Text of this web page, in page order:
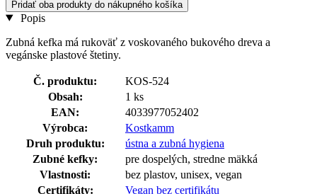
Pridať oba produkty do nákupného košíka
Popis
Zubná kefka má rukoväť z voskovaného bukového dreva a
vegánske plastové štetiny.
Č. produktu:
KOS-524
Obsah:
1 ks
EAN:
4033977052402
Výrobca:
Kostkamm
Druh produktu:
ústna a zubná hygiena
Zubné kefky:
pre dospelých, stredne mäkká
Vlastnosti:
bez plastov, unisex, vegan
Certifikáty:
Vegan bez certifikátu